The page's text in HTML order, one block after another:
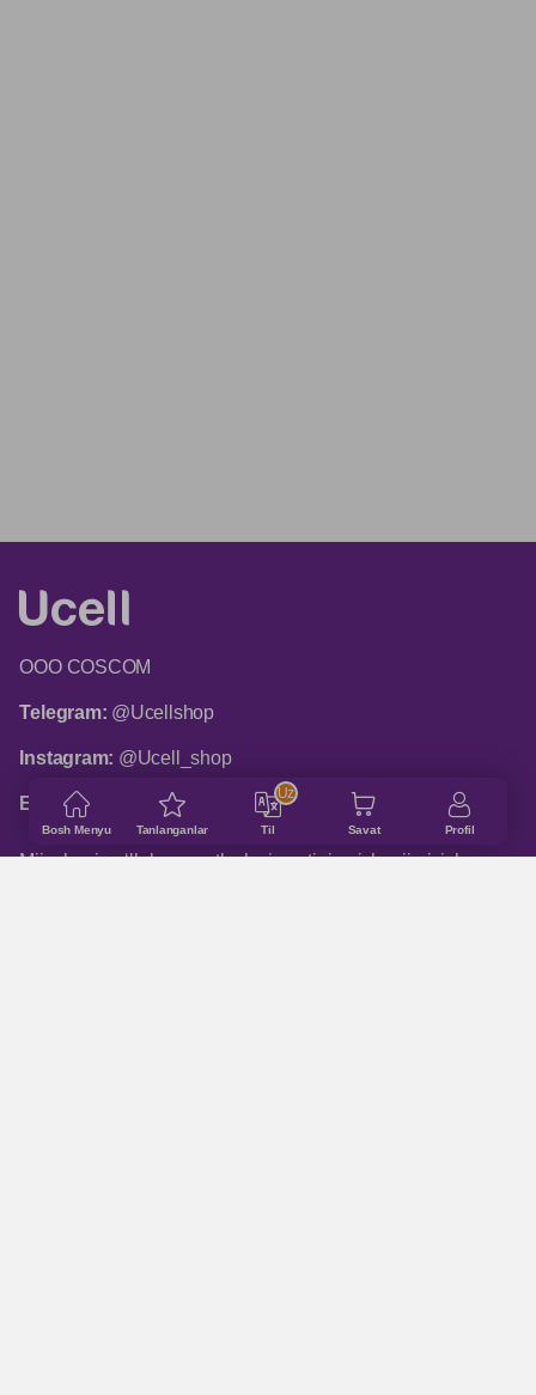
Bosh Menyu Tanlanganlar Til
Uz
Savat Profil
ООО COSCOM
Telegram: @Ucellshop
Instagram: @Ucell_shop
Email:shop@ucell.uz
Mijozlarni qo‘llab-quvvatlash xizmatining ish rejimi: ish